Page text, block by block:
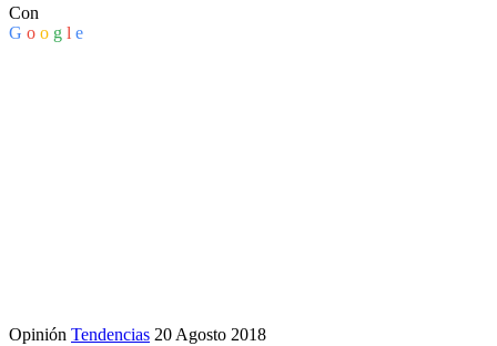
Con
G o o g l e
Opinión Tendencias 20 Agosto 2018